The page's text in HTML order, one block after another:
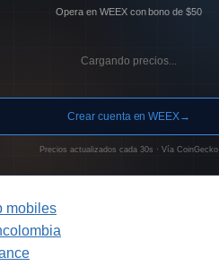
Opera en WEEX con bono de $50
Cargando precios...
Crear cuenta en WEEX→
Precios actualizados cada 30s · Vía CoinGecko
mobiles